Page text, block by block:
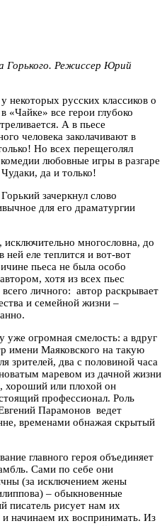
Горького. Режиссер Юрий
некоторых русских классиков о
все герои глубоко
А в пьесе
человека заколачивают в
Но всех перещеголял
любовные игры в разгаре
да и только!
зачеркнул слово
для его драматургии
многословна, до
еле теплится и вот-вот
пьеса не была особо
хотя из всех пьес
личного: автор раскрывает
и семейной жизни –
уже огромная смелость: а вдруг
имени Маяковского на такую
зрителей, два с половиной часа
маревом из дачной жизни
хороший или плохой он
профессионал. Роль
Парамонов ведет
временами обнажая скрытый
главного героя объединяет
Сами по себе они
(за исключением жены
– обыкновенные
писатель рисует нам их
начинаем их воспринимать. Из